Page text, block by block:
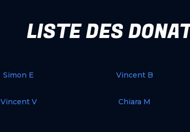
LISTE DES
Simon E
Vincent V
Vincent B
Chiara M